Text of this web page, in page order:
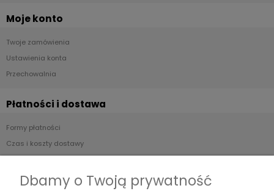
Moje konto
Twoje zamówienia
Ustawienia konta
Przechowalnia
Płatności i dostawa
Formy płatności
Czas i koszty dostawy
Informacje
Dbamy o Twoją prywatność